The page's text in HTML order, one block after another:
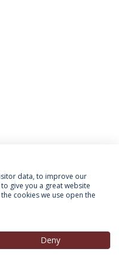
data, to improve our
give you a great website
cookies we use open the
Deny